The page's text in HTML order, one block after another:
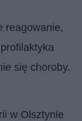
reagowanie,
się choroby.
w Olsztynie